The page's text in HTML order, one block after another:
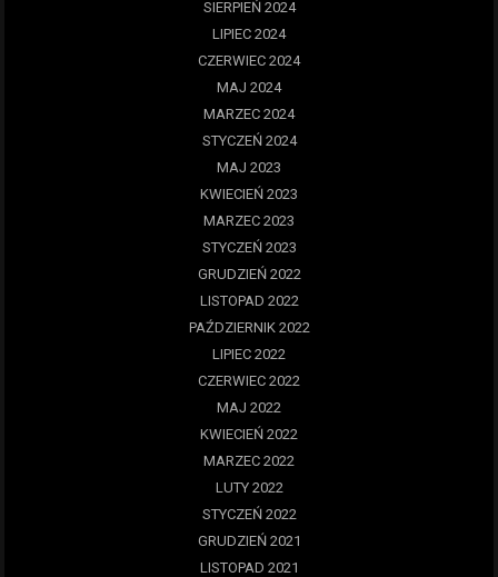
SIERPIEŃ 2024
LIPIEC 2024
CZERWIEC 2024
MAJ 2024
MARZEC 2024
STYCZEŃ 2024
MAJ 2023
KWIECIEŃ 2023
MARZEC 2023
STYCZEŃ 2023
GRUDZIEŃ 2022
LISTOPAD 2022
PAŹDZIERNIK 2022
LIPIEC 2022
CZERWIEC 2022
MAJ 2022
KWIECIEŃ 2022
MARZEC 2022
LUTY 2022
STYCZEŃ 2022
GRUDZIEŃ 2021
LISTOPAD 2021